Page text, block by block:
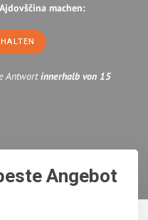
machen:
Antwortinnerhalb von 15
Angebot